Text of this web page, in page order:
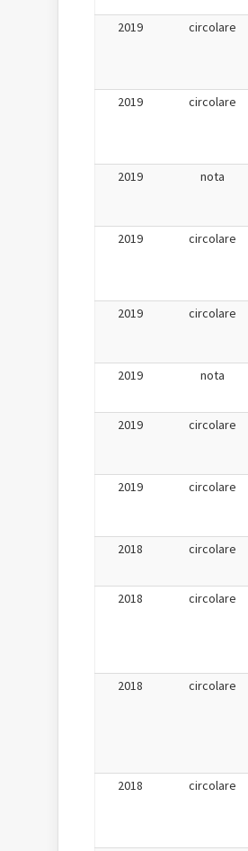
2019
circolare
2019
circolare
2019
nota
2019
circolare
2019
circolare
2019
nota
2019
circolare
2019
circolare
2018
circolare
2018
circolare
2018
circolare
2018
circolare